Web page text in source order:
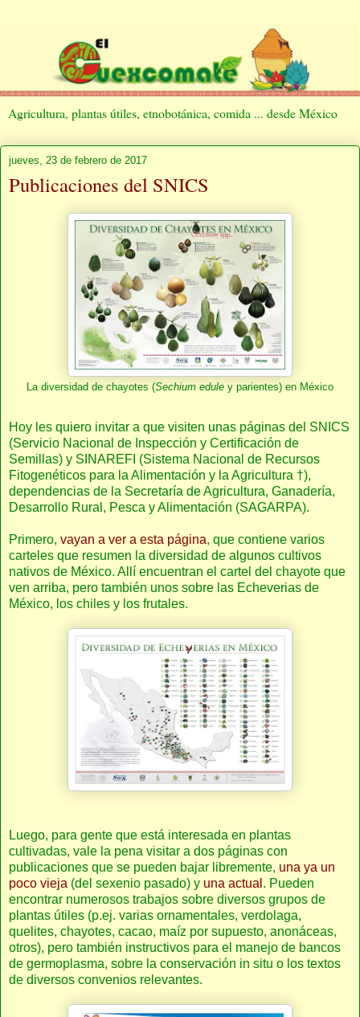
Agricultura, plantas útiles, etnobotánica, comida ... desde México
jueves, 23 de febrero de 2017
Publicaciones del SNICS
La diversidad de chayotes (Sechium edule y parientes) en México
Hoy les quiero invitar a que visiten unas páginas del SNICS
(Servicio Nacional de Inspección y Certificación de
Semillas) y SINAREFI (Sistema Nacional de Recursos
Fitogenéticos para la Alimentación y la Agricultura †),
dependencias de la Secretaría de Agricultura, Ganadería,
Desarrollo Rural, Pesca y Alimentación (SAGARPA).
Primero, vayan a ver a esta página, que contiene varios
carteles que resumen la diversidad de algunos cultivos
nativos de México. Allí encuentran el cartel del chayote que
ven arriba, pero también unos sobre las Echeverias de
México, los chiles y los frutales.
Luego, para gente que está interesada en plantas
cultivadas, vale la pena visitar a dos páginas con
publicaciones que se pueden bajar libremente, una ya un
poco vieja (del sexenio pasado) y una actual . Pueden
encontrar numerosos trabajos sobre diversos grupos de
plantas útiles (p.ej. varias ornamentales, verdolaga,
quelites, chayotes, cacao, maíz por supuesto, anonáceas,
otros), pero también instructivos para el manejo de bancos
de germoplasma, sobre la conservación in situ o los textos
de diversos convenios relevantes.